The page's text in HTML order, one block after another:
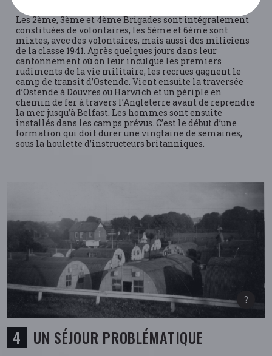
Les 2ème, 3ème et 4ème Brigades sont intégralement
constituées de volontaires, les 5ème et 6ème sont
mixtes, avec des volontaires, mais aussi des miliciens
de la classe 1941. Après quelques jours dans leur
cantonnement où on leur inculque les premiers
rudiments de la vie militaire, les recrues gagnent le
camp de transit d’Ostende. Vient ensuite la traversée
d’Ostende à Douvres ou Harwich et un périple en
chemin de fer à travers l’Angleterre avant de reprendre
la mer jusqu’à Belfast. Les hommes sont ensuite
installés dans les camps prévus. C’est le début d’une
formation qui doit durer une vingtaine de semaines,
sous la houlette d’instructeurs britanniques.
UN SÉJOUR PROBLÉMATIQUE